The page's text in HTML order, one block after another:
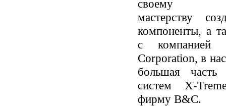
своему
мастерству
компоненты, а
с компанией
Corporation, в
большая часть
систем X-
фирму B&C.